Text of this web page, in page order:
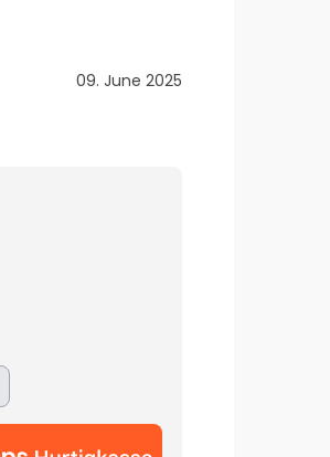
5.0 av 5 mulige
Dato:
09. June 2025